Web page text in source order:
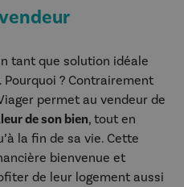
tant que solution idéale
Pourquoi ? Contrairement
permet au vendeur de
de son bien, tout en
la fin de sa vie. Cette
bienvenue et
de leur logement aussi